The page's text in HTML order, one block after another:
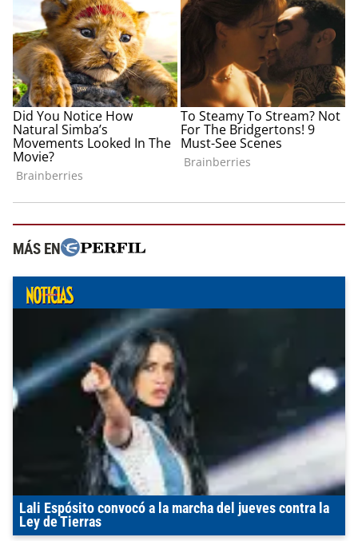
MÁS EN
Lali Espósito convocó a la marcha del jueves contra la
Ley de Tierras